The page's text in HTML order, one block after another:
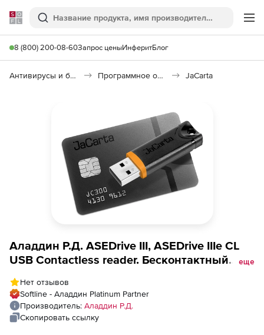
Softline
Поиск
8 (800) 200-08-60Запрос ценыИнферитБлог
Антивирусы и безопасность Программное обеспечение для контроля доступа JaCarta
Аладдин Р.Д. ASEDrive III, ASEDrive IIIe CL
USB Contactless reader. Бесконтактный
еще
Нет отзывов
Softline - Аладдин Platinum Partner
Производитель: Аладдин Р.Д.
Скопировать ссылку